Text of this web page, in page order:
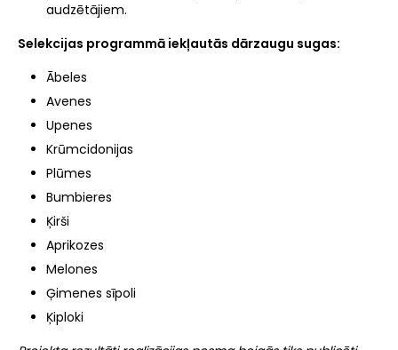
audzētājiem.
Selekcijas programmā iekļautās dārzaugu sugas:
Ābeles
Avenes
Upenes
Krūmcidonijas
Plūmes
Bumbieres
Ķirši
Aprikozes
Melones
Ģimenes sīpoli
Ķiploki